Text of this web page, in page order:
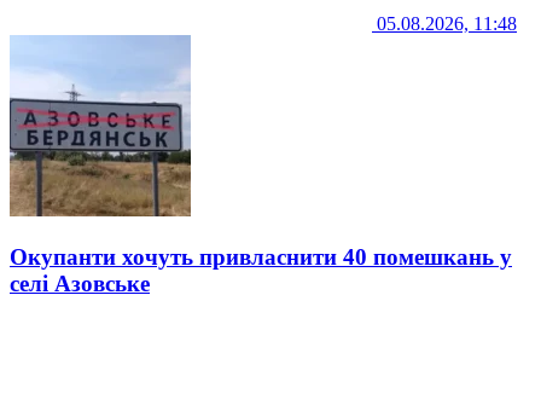
05.08.2026, 11:48
Окупанти хочуть привласнити 40 помешкань у
селі Азовське